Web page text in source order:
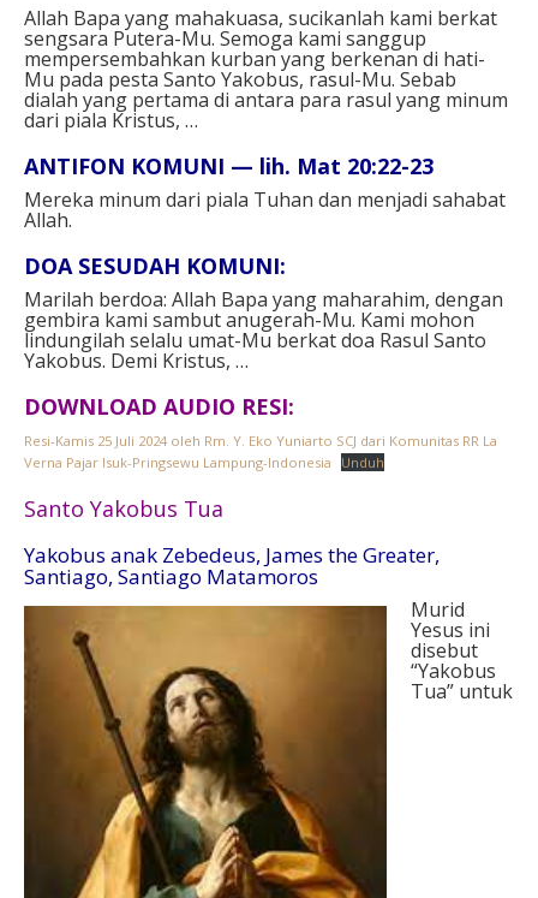
Allah Bapa yang mahakuasa, sucikanlah kami berkat
sengsara Putera-Mu. Semoga kami sanggup
mempersembahkan kurban yang berkenan di hati-
Mu pada pesta Santo Yakobus, rasul-Mu. Sebab
dialah yang pertama di antara para rasul yang minum
dari piala Kristus, …
ANTIFON KOMUNI — lih. Mat 20:22-23
Mereka minum dari piala Tuhan dan menjadi sahabat
Allah.
DOA SESUDAH KOMUNI:
Marilah berdoa: Allah Bapa yang maharahim, dengan
gembira kami sambut anugerah-Mu. Kami mohon
lindungilah selalu umat-Mu berkat doa Rasul Santo
Yakobus. Demi Kristus, …
DOWNLOAD AUDIO RESI:
Resi-Kamis 25 Juli 2024 oleh Rm. Y. Eko Yuniarto SCJ dari Komunitas RR La
Verna Pajar Isuk-Pringsewu Lampung-Indonesia
Unduh
Santo Yakobus Tua
Yakobus anak Zebedeus, James the Greater,
Santiago, Santiago Matamoros
Murid
Yesus ini
disebut
“Yakobus
Tua” untuk